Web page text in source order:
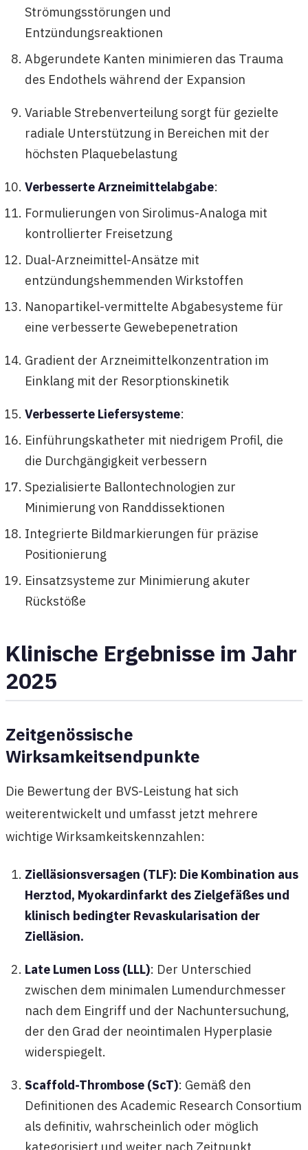
Strömungsstörungen und
Entzündungsreaktionen
Abgerundete Kanten minimieren das Trauma
des Endothels während der Expansion
Variable Strebenverteilung sorgt für gezielte
radiale Unterstützung in Bereichen mit der
höchsten Plaquebelastung
Verbesserte Arzneimittelabgabe:
Formulierungen von Sirolimus-Analoga mit
kontrollierter Freisetzung
Dual-Arzneimittel-Ansätze mit
entzündungshemmenden Wirkstoffen
Nanopartikel-vermittelte Abgabesysteme für
eine verbesserte Gewebepenetration
Gradient der Arzneimittelkonzentration im
Einklang mit der Resorptionskinetik
Verbesserte Liefersysteme:
Einführungskatheter mit niedrigem Profil, die
die Durchgängigkeit verbessern
Spezialisierte Ballontechnologien zur
Minimierung von Randdissektionen
Integrierte Bildmarkierungen für präzise
Positionierung
Einsatzsysteme zur Minimierung akuter
Rückstöße
Klinische Ergebnisse im Jahr
2025
Zeitgenössische
Wirksamkeitsendpunkte
Die Bewertung der BVS-Leistung hat sich
weiterentwickelt und umfasst jetzt mehrere
wichtige Wirksamkeitskennzahlen:
Zielläsionsversagen (TLF): Die Kombination aus
Herztod, Myokardinfarkt des Zielgefäßes und
klinisch bedingter Revaskularisation der
Zielläsion.
Late Lumen Loss (LLL): Der Unterschied
zwischen dem minimalen Lumendurchmesser
nach dem Eingriff und der Nachuntersuchung,
der den Grad der neointimalen Hyperplasie
widerspiegelt.
Scaffold-Thrombose (ScT): Gemäß den
Definitionen des Academic Research Consortium
als definitiv, wahrscheinlich oder möglich
kategorisiert und weiter nach Zeitpunkt